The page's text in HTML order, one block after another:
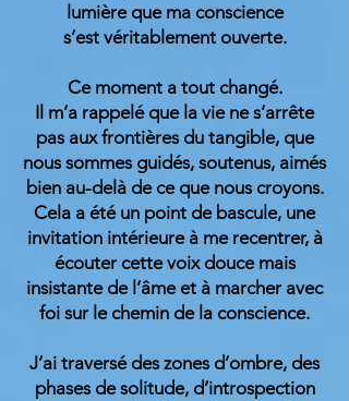
lumière que ma conscience
s’est véritablement ouverte.
Ce moment a tout changé.
Il m’a rappelé que la vie ne s’arrête
pas aux frontières du tangible, que
nous sommes guidés, soutenus, aimés
bien au-delà de ce que nous croyons.
Cela a été un point de bascule, une
invitation intérieure à me recentrer, à
écouter cette voix douce mais
insistante de l’âme et à marcher avec
foi sur le chemin de la conscience.
J’ai traversé des zones d’ombre, des
phases de solitude, d’introspection